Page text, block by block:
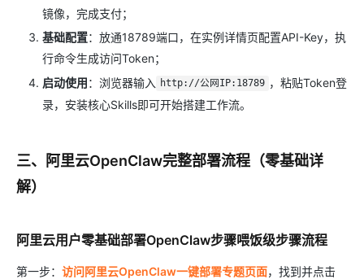
镜像，完成支付；
基础配置：放通18789端口，在实例详情页配置API-Key，执
行命令生成访问Token；
启动使用：浏览器输入 http://公网IP:18789 ，粘贴Token登
录，安装核心Skills即可开始搭建工作流。
三、阿里云OpenClaw完整部署流程（零基础详
解）
阿里云用户零基础部署OpenClaw步骤喂饭级步骤流程
第一步： 访问阿里云OpenClaw一键部署专题页面，找到并点击